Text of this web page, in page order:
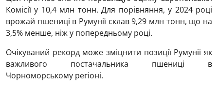
Комісії у 10,4 млн тонн. Для порівняння, у 2024 році
врожай пшениці в Румунії склав 9,29 млн тонн, що на
3,5% менше, ніж у попередньому році.
Очікуваний рекорд може зміцнити позиції Румунії як
важливого постачальника пшениці в
Чорноморському регіоні.